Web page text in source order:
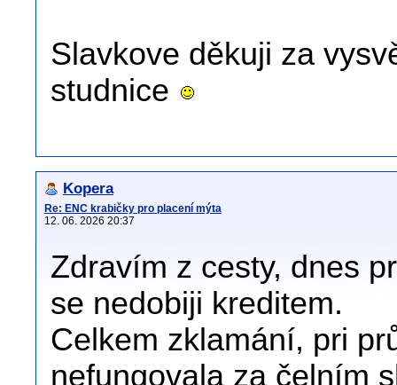
Slavkove děkuji za
studnice
Kopera
Re: ENC krabičky pro placení mýta
12. 06. 2026 20:37
Zdravím z cesty, dnes
se nedobiji kreditem.
Celkem zklamání, pri
nefungovala za čelním